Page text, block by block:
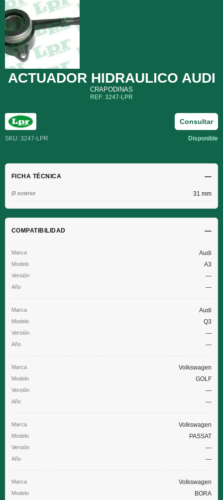
ACTUADOR HIDRAULICO AUDI
CRAPODINAS
REF: 3247-LPR
SKU: 3247-LPR Disponible
Consultar
FICHA TÉCNICA
Ø exterior 31 mm
COMPATIBILIDAD
Audi
A3
—
—
Audi
Q3
—
—
Volkswagen
GOLF
—
—
Volkswagen
PASSAT
—
—
Volkswagen
BORA